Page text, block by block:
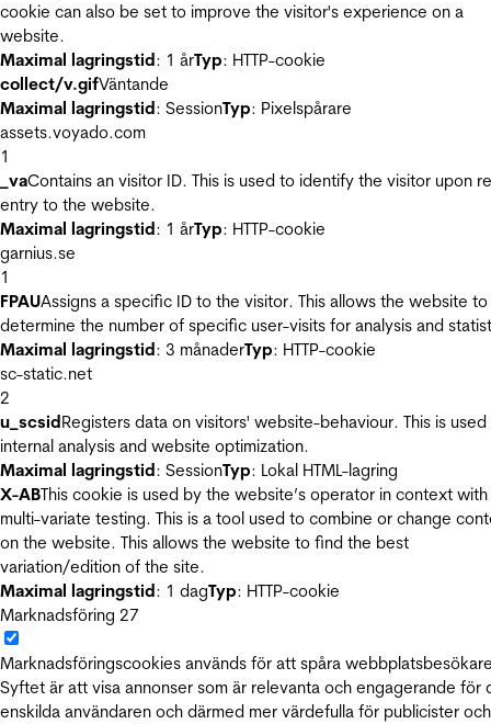
cookie can also be set to improve the visitor's experience on a
website.
Maximal lagringstid: 1 årTyp: HTTP-cookie
collect/v.gifVäntande
Maximal lagringstid: SessionTyp: Pixelspårare
assets.voyado.com
1
_vaContains an visitor ID. This is used to identify the visitor upon
entry to the website.
Maximal lagringstid: 1 årTyp: HTTP-cookie
garnius.se
1
FPAUAssigns a specific ID to the visitor. This allows the website to
determine the number of specific user-visits for analysis and
Maximal lagringstid: 3 månaderTyp: HTTP-cookie
sc-static.net
2
u_scsidRegisters data on visitors' website-behaviour. This is
internal analysis and website optimization.
Maximal lagringstid: SessionTyp: Lokal HTML-lagring
X-ABThis cookie is used by the website’s operator in context with
multi-variate testing. This is a tool used to combine or change
on the website. This allows the website to find the best
variation/edition of the site.
Maximal lagringstid: 1 dagTyp: HTTP-cookie
Marknadsföring 27
Marknadsföringscookies används för att spåra
Syftet är att visa annonser som är relevanta och engagerande för
enskilda användaren och därmed mer värdefulla för publicister och